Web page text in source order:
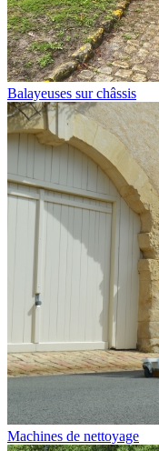
Balayeuses sur châssis
Machines de nettoyage